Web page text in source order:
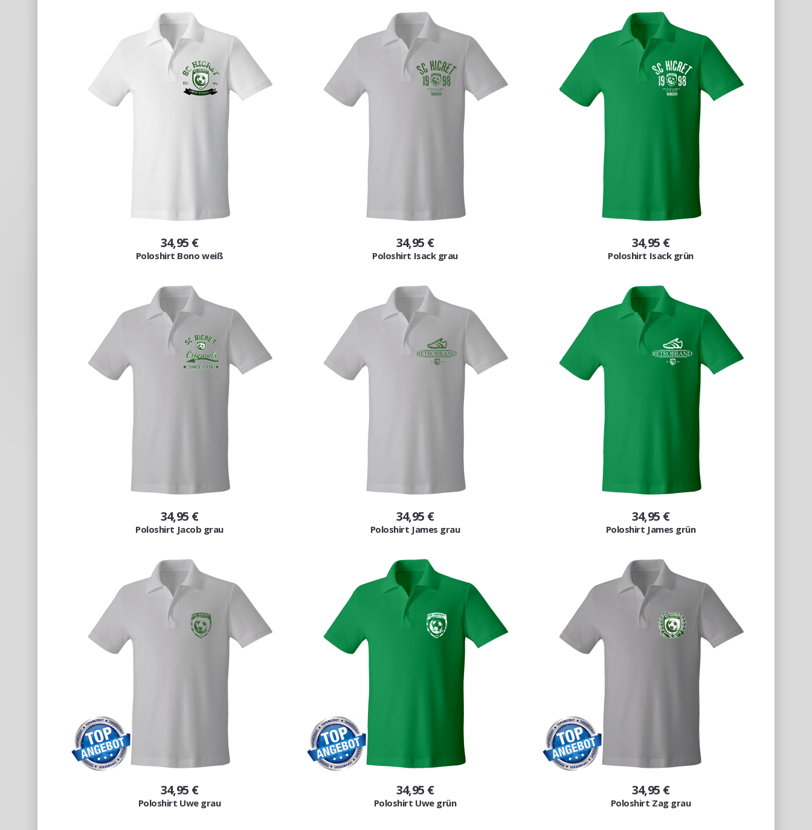
34,95 €
Poloshirt Bono weiß
34,95 €
Poloshirt Isack grau
34,95 €
Poloshirt Isack grün
34,95 €
Poloshirt Jacob grau
34,95 €
Poloshirt James grau
34,95 €
Poloshirt James grün
34,95 €
Poloshirt Uwe grau
34,95 €
Poloshirt Uwe grün
34,95 €
Poloshirt Zag grau